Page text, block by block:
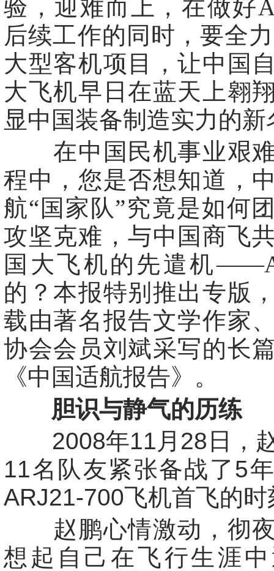
验，迎难而上，在做好
后续工作的同时，要全
大型客机项目，让中国
大飞机早日在蓝天上翱
显中国装备制造实力的新
在中国民机事业艰难
程中，您是否想知道，
航“国家队”究竟是如何
攻坚克难，与中国商飞
国大飞机的先遣机
的？本报特别推出专版
载由著名报告文学作家
协会会员刘斌采写的长
《中国适航报告》。
胆识与静气的历练
2008年11月28日，
11名队友紧张备战了5
ARJ21-700飞机首飞的时
赵鹏心情激动，彻夜
想起自己在飞行生涯